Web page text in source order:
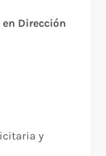
en Dirección
y